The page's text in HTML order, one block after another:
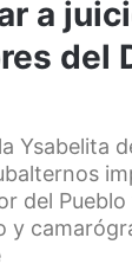
a
del
Ysabelita
del Pueblo
y